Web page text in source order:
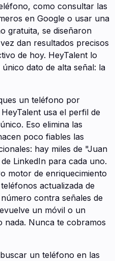
como consultar las
en Google o usar una
gratuita, se diseñaron
dan resultados precisos
de hoy. HeyTalent lo
dato de alta señal: la
un teléfono por
usa el perfil de
Eso elimina las
poco fiables las
hay miles de "Juan
LinkedIn para cada uno.
motor de enriquecimiento
actualizada de
contra señales de
un móvil o un
nada. Nunca te cobramos
un teléfono en las